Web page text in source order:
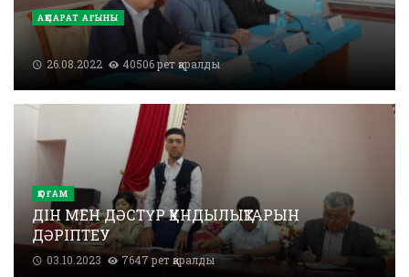
АҚПАРАТ АҒЫНЫ
26.08.2022 40506 рет қаралды
ҚОҒАМ
ДІН МЕН ДӘСТҮР ҚҰНДЫЛЫҚТАРЫН
ДӘРІПТЕУ
03.10.2023 7647 рет қаралды